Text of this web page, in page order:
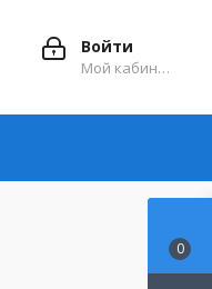
Войти
Мой кабинет
0